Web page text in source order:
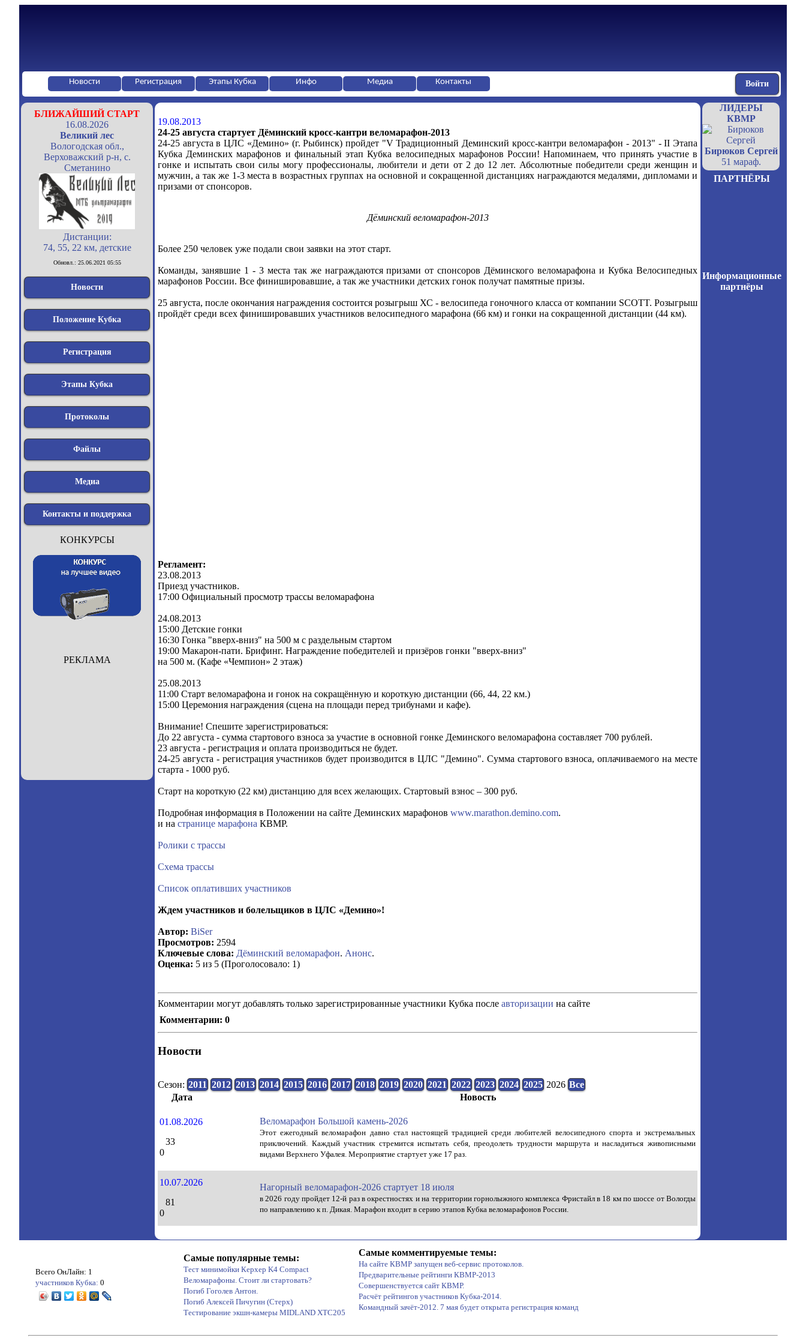
Новости Регистрация Этапы Кубка Инфо Медиа Контакты Войти
БЛИЖАЙШИЙ СТАРТ
16.08.2026
Великий лес
Вологодская обл.,
Верховажский р-н, с.
Сметанино
Дистанции:
74, 55, 22 км, детские
Обновл.: 25.06.2021 05:55
Новости
Положение Кубка
Регистрация
Этапы Кубка
Протоколы
Файлы
Медиа
Контакты и поддержка
КОНКУРСЫ
РЕКЛАМА
19.08.2013
24-25 августа стартует Дёминский кросс-кантри веломарафон-2013
24-25 августа в ЦЛС «Демино» (г. Рыбинск) пройдет "V Традиционный Деминский кросс-кантри веломарафон - 2013" - II Этапа
Кубка Деминских марафонов и финальный этап Кубка велосипедных марафонов России! Напоминаем, что принять участие в
гонке и испытать свои силы могу профессионалы, любители и дети от 2 до 12 лет. Абсолютные победители среди женщин и
мужчин, а так же 1-3 места в возрастных группах на основной и сокращенной дистанциях награждаются медалями, дипломами и
призами от спонсоров.
Дёминский веломарафон-2013
Более 250 человек уже подали свои заявки на этот старт.
Команды, занявшие 1 - 3 места так же награждаются призами от спонсоров Дёминского веломарафона и Кубка Велосипедных
марафонов России. Все финишировавшие, а так же участники детских гонок получат памятные призы.
25 августа, после окончания награждения состоится розыгрыш ХС - велосипеда гоночного класса от компании SCOTT. Розыгрыш
пройдёт среди всех финишировавших участников велосипедного марафона (66 км) и гонки на сокращенной дистанции (44 км).
Регламент:
23.08.2013
Приезд участников.
17:00 Официальный просмотр трассы веломарафона
24.08.2013
15:00 Детские гонки
16:30 Гонка "вверх-вниз" на 500 м с раздельным стартом
19:00 Макарон-пати. Брифинг. Награждение победителей и призёров гонки "вверх-вниз"
на 500 м. (Кафе «Чемпион» 2 этаж)
25.08.2013
11:00 Старт веломарафона и гонок на сокращённую и короткую дистанции (66, 44, 22 км.)
15:00 Церемония награждения (сцена на площади перед трибунами и кафе).
Внимание! Спешите зарегистрироваться:
До 22 августа - сумма стартового взноса за участие в основной гонке Деминского веломарафона составляет 700 рублей.
23 августа - регистрация и оплата производиться не будет.
24-25 августа - регистрация участников будет производится в ЦЛС "Демино". Сумма стартового взноса, оплачиваемого на месте
старта - 1000 руб.
Старт на короткую (22 км) дистанцию для всех желающих. Стартовый взнос – 300 руб.
Подробная информация в Положении на сайте Деминских марафонов www.marathon.demino.com.
и на странице марафона КВМР.
Ролики с трассы
Схема трассы
Список оплативших участников
Ждем участников и болельщиков в ЦЛС «Демино»!
Автор: BiSer
Просмотров: 2594
Ключевые слова: Дёминский веломарафон. Анонс.
Оценка: 5 из 5 (Проголосовало: 1)
Комментарии могут добавлять только зарегистрированные участники Кубка после авторизации на сайте
Комментарии: 0
Новости
Сезон: 2011 2012 2013 2014 2015 2016 2017 2018 2019 2020 2021 2022 2023 2024 2025 2026 Все
Дата
Новость
01.08.2026
33
0
Веломарафон Большой камень-2026
Этот ежегодный веломарафон давно стал настоящей традицией среди любителей велосипедного спорта и экстремальных
приключений. Каждый участник стремится испытать себя, преодолеть трудности маршрута и насладиться живописными
видами Верхнего Уфалея. Мероприятие стартует уже 17 раз.
10.07.2026
81
0
Нагорный веломарафон-2026 стартует 18 июля
в 2026 году пройдет 12-й раз в окрестностях и на территории горнолыжного комплекса Фристайл в 18 км по шоссе от Вологды
по направлению к п. Дикая. Марафон входит в серию этапов Кубка веломарафонов России.
ЛИДЕРЫ
КВМР
Бирюков Сергей
51 мараф.
ПАРТНЁРЫ
Информационные
партнёры
Всего ОнЛайн: 1
участников Кубка: 0
Самые популярные темы:
Тест минимойки Керхер K4 Compact
Веломарафоны. Стоит ли стартовать?
Погиб Гоголев Антон.
Погиб Алексей Пичугин (Стерх)
Тестирование экшн-камеры MIDLAND XTC205
Самые комментируемые темы:
На сайте КВМР запущен веб-сервис протоколов.
Предварительные рейтинги КВМР-2013
Совершенствуется сайт КВМР.
Расчёт рейтингов участников Кубка-2014.
Командный зачёт-2012. 7 мая будет открыта регистрация команд